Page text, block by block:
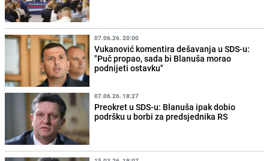
07.06.26. 20:00
Vukanović komentira dešavanja u SDS-u:
"Puč propao, sada bi Blanuša morao
podnijeti ostavku"
07.06.26. 18:27
Preokret u SDS-u: Blanuša ipak dobio
podršku u borbi za predsjednika RS